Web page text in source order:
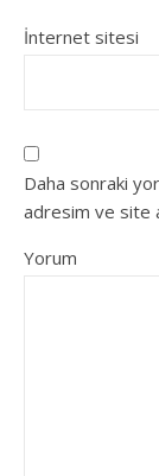
İnternet sitesi
Daha sonraki
adresim ve site
Yorum